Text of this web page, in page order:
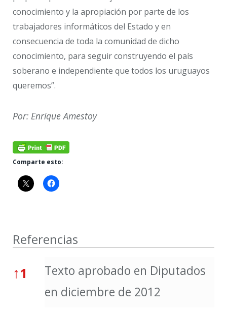
conocimiento y la apropiación por parte de los
trabajadores informáticos del Estado y en
consecuencia de toda la comunidad de dicho
conocimiento, para seguir construyendo el país
soberano e independiente que todos los uruguayos
queremos”.
Por: Enrique Amestoy
Comparte esto:
Referencias
↑1
Texto aprobado en Diputados
en diciembre de 2012